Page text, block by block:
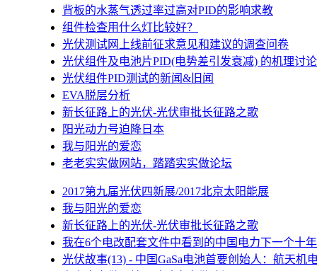
背板的水蒸气透过率过高对PID的影响求教
组件检查用什么灯比较好？
光伏测试网上线前征求意见和建议的调查问卷
光伏组件及电池片PID(电势差引发衰减) 的机理讨论
光伏组件PID测试的新闻&旧闻
EVA脱层分析
新长征路上的光伏-光伏审批长征路之歌
阳光动力号迫降日本
我与阳光的爱恋
老老实实做网站，踏踏实实做论坛
2017第九届光伏四新展/2017北京太阳能展
我与阳光的爱恋
新长征路上的光伏-光伏审批长征路之歌
我在6个电改配套文件中看到的中国电力下一个十年
光伏故事(13) - 中国GaSa电池首要创始人：航天机